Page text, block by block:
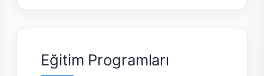
Eğitim Programları